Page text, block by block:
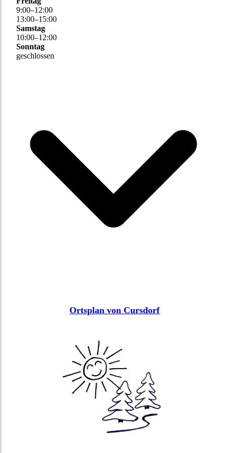
9:00–12:00
13:00–15:00
Samstag
10:00–12:00
Sonntag
geschlossen
Ortsplan von Cursdorf